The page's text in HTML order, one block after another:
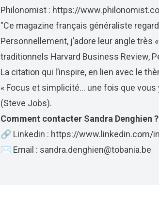
Philonomist : https://
"Ce magazine français généraliste
Personnellement, j’adore leur angle
traditionnels Harvard Business Review,
La citation qui l’inspire, en lien avec le
« Focus et simplicité... une fois que
(Steve Jobs).
Comment contacter Sandra Denghien ?
🔗 Linkedin : https://www.linkedin.com/
✉️ Email : sandra.denghien@tobania.be